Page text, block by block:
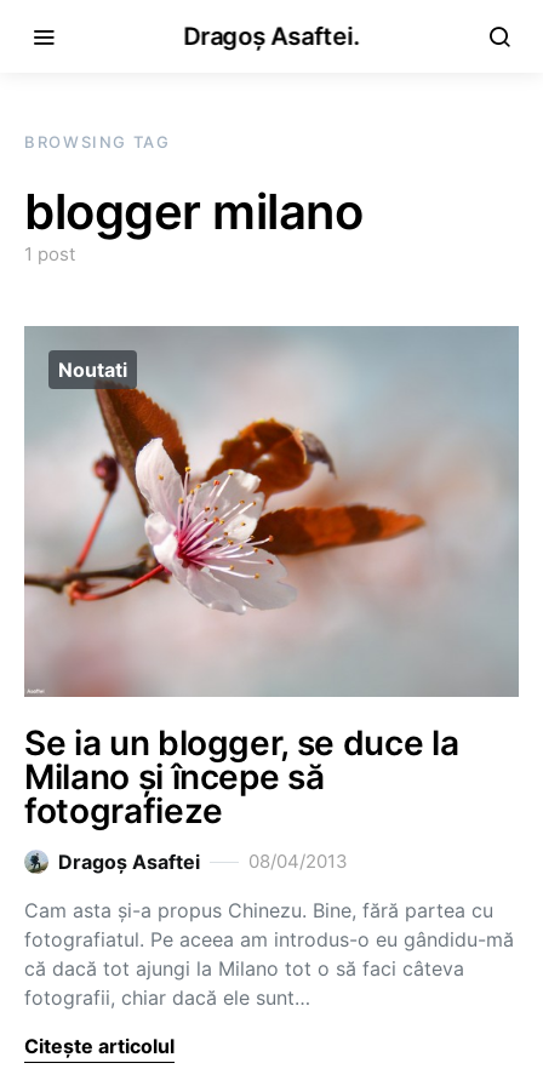
Dragoș Asaftei.
BROWSING TAG
blogger milano
1 post
Noutati
Se ia un blogger, se duce la
Milano și începe să
fotografieze
Dragoş Asaftei 08/04/2013
Cam asta și-a propus Chinezu. Bine, fără partea cu
fotografiatul. Pe aceea am introdus-o eu gândidu-mă
că dacă tot ajungi la Milano tot o să faci câteva
fotografii, chiar dacă ele sunt…
Citește articolul